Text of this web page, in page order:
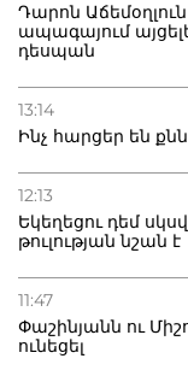
Դարոն
ապագայում
դեսպան
13:14
Ինչ հարցեր են
12:13
Եկեղեցու դեմ
թուլության նշան է
11:47
Փաշինյանն ու
ունեցել